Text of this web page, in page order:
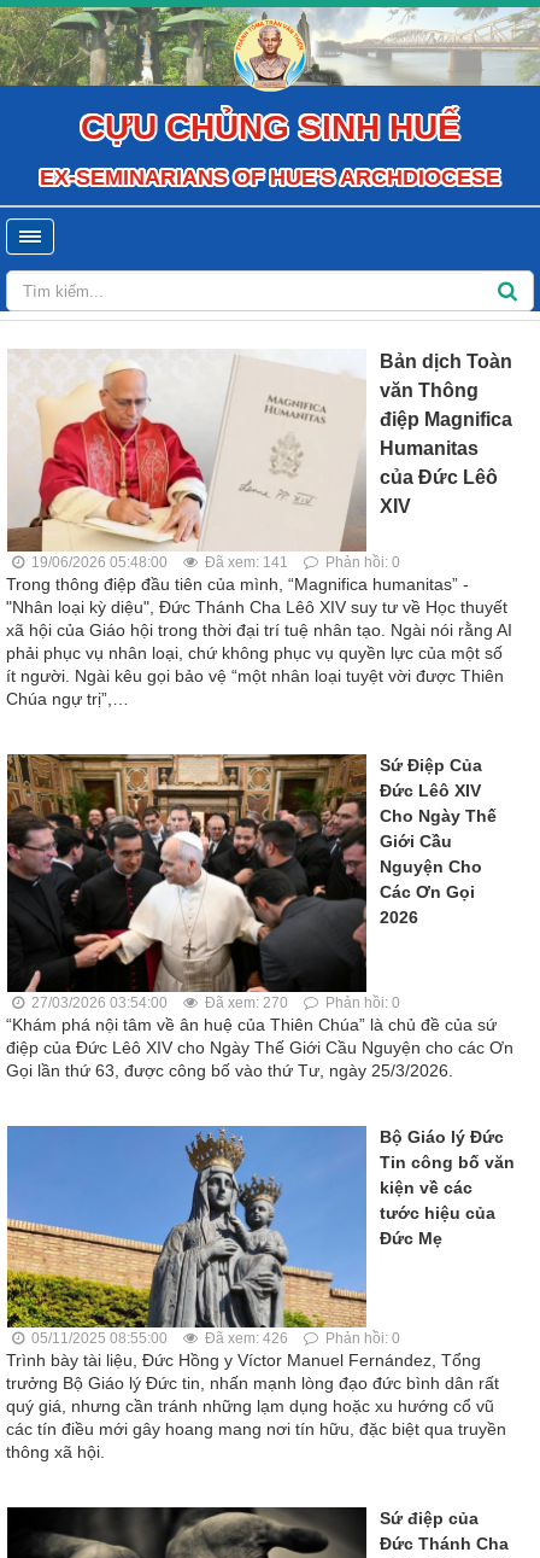
CỰU CHỦNG SINH HUẾ
EX-SEMINARIANS OF HUE'S ARCHDIOCESE
Bản dịch Toàn
văn Thông
điệp Magnifica
Humanitas
của Đức Lêô
XIV
19/06/2026 05:48:00 Đã xem: 141 Phản hồi: 0
Trong thông điệp đầu tiên của mình, “Magnifica humanitas” -
"Nhân loại kỳ diệu", Đức Thánh Cha Lêô XIV suy tư về Học thuyết
xã hội của Giáo hội trong thời đại trí tuệ nhân tạo. Ngài nói rằng AI
phải phục vụ nhân loại, chứ không phục vụ quyền lực của một số
ít người. Ngài kêu gọi bảo vệ “một nhân loại tuyệt vời được Thiên
Chúa ngự trị”,…
Sứ Điệp Của
Đức Lêô XIV
Cho Ngày Thế
Giới Cầu
Nguyện Cho
Các Ơn Gọi
2026
27/03/2026 03:54:00 Đã xem: 270 Phản hồi: 0
“Khám phá nội tâm về ân huệ của Thiên Chúa” là chủ đề của sứ
điệp của Đức Lêô XIV cho Ngày Thế Giới Cầu Nguyện cho các Ơn
Gọi lần thứ 63, được công bố vào thứ Tư, ngày 25/3/2026.
Bộ Giáo lý Đức
Tin công bố văn
kiện về các
tước hiệu của
Đức Mẹ
05/11/2025 08:55:00 Đã xem: 426 Phản hồi: 0
Trình bày tài liệu, Đức Hồng y Víctor Manuel Fernández, Tổng
trưởng Bộ Giáo lý Đức tin, nhấn mạnh lòng đạo đức bình dân rất
quý giá, nhưng cần tránh những lạm dụng hoặc xu hướng cổ vũ
các tín điều mới gây hoang mang nơi tín hữu, đặc biệt qua truyền
thông xã hội.
Sứ điệp của
Đức Thánh Cha